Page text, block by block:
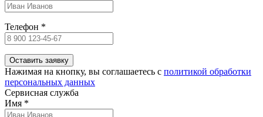
Телефон *
Нажимая на кнопку, вы соглашаетесь c политикой обработки
персональных данных
Сервисная служба
Имя *